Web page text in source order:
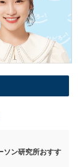
ソン研究所おすす